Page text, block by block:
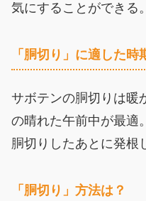
気にすることができる。
「胴切り」に適した時
サボテンの胴切りは暖
の晴れた午前中が最適
胴切りしたあとに発根
「胴切り」方法は？